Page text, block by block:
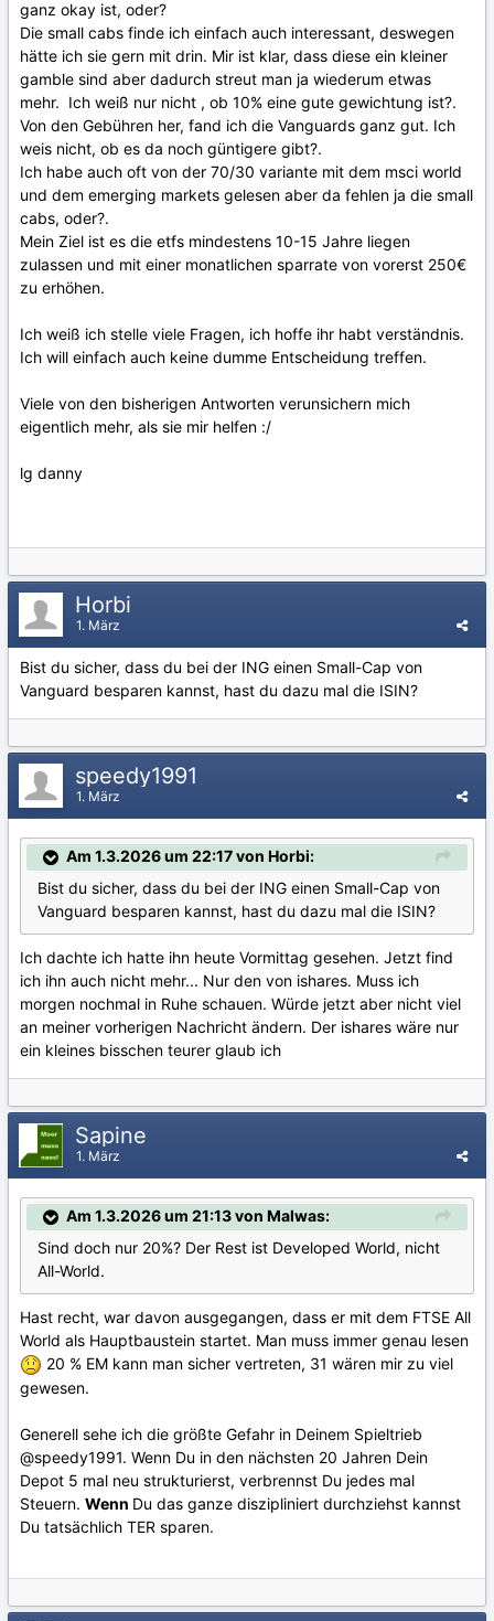
ganz okay ist, oder?
Die small cabs finde ich einfach auch interessant, deswegen
hätte ich sie gern mit drin. Mir ist klar, dass diese ein kleiner
gamble sind aber dadurch streut man ja wiederum etwas
mehr. Ich weiß nur nicht , ob 10% eine gute gewichtung ist?.
Von den Gebühren her, fand ich die Vanguards ganz gut. Ich
weis nicht, ob es da noch güntigere gibt?.
Ich habe auch oft von der 70/30 variante mit dem msci world
und dem emerging markets gelesen aber da fehlen ja die small
cabs, oder?.
Mein Ziel ist es die etfs mindestens 10-15 Jahre liegen
zulassen und mit einer monatlichen sparrate von vorerst 250€
zu erhöhen.
Ich weiß ich stelle viele Fragen, ich hoffe ihr habt verständnis.
Ich will einfach auch keine dumme Entscheidung treffen.
Viele von den bisherigen Antworten verunsichern mich
eigentlich mehr, als sie mir helfen :/
lg danny
Horbi
1. März
Bist du sicher, dass du bei der ING einen Small-Cap von
Vanguard besparen kannst, hast du dazu mal die ISIN?
speedy1991
1. März
Am 1.3.2026 um 22:17 von Horbi:
Bist du sicher, dass du bei der ING einen Small-Cap von
Vanguard besparen kannst, hast du dazu mal die ISIN?
Ich dachte ich hatte ihn heute Vormittag gesehen. Jetzt find
ich ihn auch nicht mehr... Nur den von ishares. Muss ich
morgen nochmal in Ruhe schauen. Würde jetzt aber nicht viel
an meiner vorherigen Nachricht ändern. Der ishares wäre nur
ein kleines bisschen teurer glaub ich
Sapine
1. März
Am 1.3.2026 um 21:13 von Malwas:
Sind doch nur 20%? Der Rest ist Developed World, nicht
All-World.
Hast recht, war davon ausgegangen, dass er mit dem FTSE All
World als Hauptbaustein startet. Man muss immer genau lesen
20 % EM kann man sicher vertreten, 31 wären mir zu viel
gewesen.
Generell sehe ich die größte Gefahr in Deinem Spieltrieb
@speedy1991. Wenn Du in den nächsten 20 Jahren Dein
Depot 5 mal neu strukturierst, verbrennst Du jedes mal
Steuern. Wenn Du das ganze diszipliniert durchziehst kannst
Du tatsächlich TER sparen.